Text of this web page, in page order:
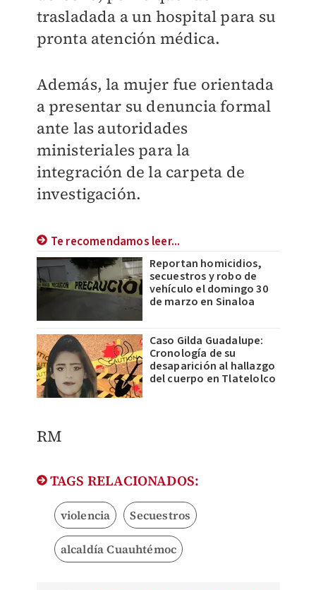
trasladada a un hospital para su
pronta atención médica.
Además, la mujer fue orientada
a presentar su denuncia formal
ante las autoridades
ministeriales para la
integración de la carpeta de
investigación.
Te recomendamos leer...
Reportan homicidios,
secuestros y robo de
vehículo el domingo 30
de marzo en Sinaloa
Caso Gilda Guadalupe:
Cronología de su
desaparición al hallazgo
del cuerpo en Tlatelolco
RM
TAGS RELACIONADOS:
violencia Secuestros
alcaldía Cuauhtémoc